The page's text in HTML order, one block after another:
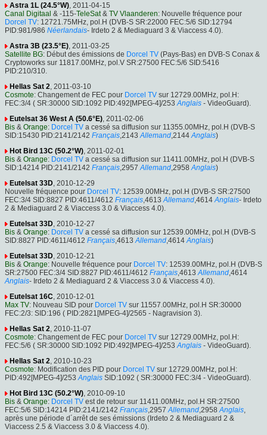
Astra 1L (24.5°W), 2011-04-15
Canal Digitaal & -115-TeleSat& TV Vlaanderen: Nouvelle fréquence pour
Dorcel TV: 12721.75MHz, pol.H (DVB-S SR:22000 FEC:5/6 SID:12794
PID:981/986 Néerlandais- Irdeto 2 & Mediaguard 3 & Viaccess 4.0).
Astra 3B (23.5°E), 2011-03-25
Satellite BG: Début des émissions de Dorcel TV (Pays-Bas) en DVB-S Conax &
Cryptoworks sur 11817.00MHz, pol.V SR:27500 FEC:5/6 SID:5416
PID:210/310.
Hellas Sat 2, 2011-03-10
Cosmote: Changement de FEC pour Dorcel TV sur 12729.00MHz, pol.H:
FEC:3/4 ( SR:30000 SID:1092 PID:492[MPEG-4]/253 Anglais - VideoGuard).
Eutelsat 36 West A (50.6°E), 2011-02-06
Bis & Orange: Dorcel TV a cessé sa diffusion sur 11355.00MHz, pol.H (DVB-S
SID:15430 PID:2141/2142 Français,2143 Allemand,2144 Anglais)
Hot Bird 13C (50.2°W), 2011-02-01
Bis & Orange: Dorcel TV a cessé sa diffusion sur 11411.00MHz, pol.H (DVB-S
SID:14214 PID:2141/2142 Français,2957 Allemand,2958 Anglais)
Eutelsat 33D, 2010-12-29
Nouvelle fréquence pour Dorcel TV: 12539.00MHz, pol.H (DVB-S SR:27500
FEC:3/4 SID:8827 PID:4611/4612 Français,4613 Allemand,4614 Anglais- Irdeto
2 & Mediaguard 2 & Viaccess 3.0 & Viaccess 4.0).
Eutelsat 33D, 2010-12-27
Bis & Orange: Dorcel TV a cessé sa diffusion sur 12539.00MHz, pol.H (DVB-S
SID:8827 PID:4611/4612 Français,4613 Allemand,4614 Anglais)
Eutelsat 33D, 2010-12-21
Bis & Orange: Nouvelle fréquence pour Dorcel TV: 12539.00MHz, pol.H (DVB-S
SR:27500 FEC:3/4 SID:8827 PID:4611/4612 Français,4613 Allemand,4614
Anglais- Irdeto 2 & Mediaguard 2 & Viaccess 3.0 & Viaccess 4.0).
Eutelsat 16C, 2010-12-01
Max TV: Nouveau SID pour Dorcel TV sur 11557.00MHz, pol.H SR:30000
FEC:2/3: SID:196 ( PID:2821[MPEG-4]/2565 - Nagravision 3).
Hellas Sat 2, 2010-11-07
Cosmote: Changement de FEC pour Dorcel TV sur 12729.00MHz, pol.H:
FEC:5/6 ( SR:30000 SID:1092 PID:492[MPEG-4]/253 Anglais - VideoGuard).
Hellas Sat 2, 2010-10-23
Cosmote: Modification des PID pour Dorcel TV sur 12729.00MHz, pol.H:
PID:492[MPEG-4]/253 Anglais SID:1092 ( SR:30000 FEC:3/4 - VideoGuard).
Hot Bird 13C (50.2°W), 2010-09-10
Bis & Orange: Dorcel TV est de retour sur 11411.00MHz, pol.H SR:27500
FEC:5/6 SID:14214 PID:2141/2142 Français,2957 Allemand,2958 Anglais,
après une période d´arrêt de ses émissions (Irdeto 2 & Mediaguard 2 &
Viaccess 2.5 & Viaccess 3.0 & Viaccess 4.0).